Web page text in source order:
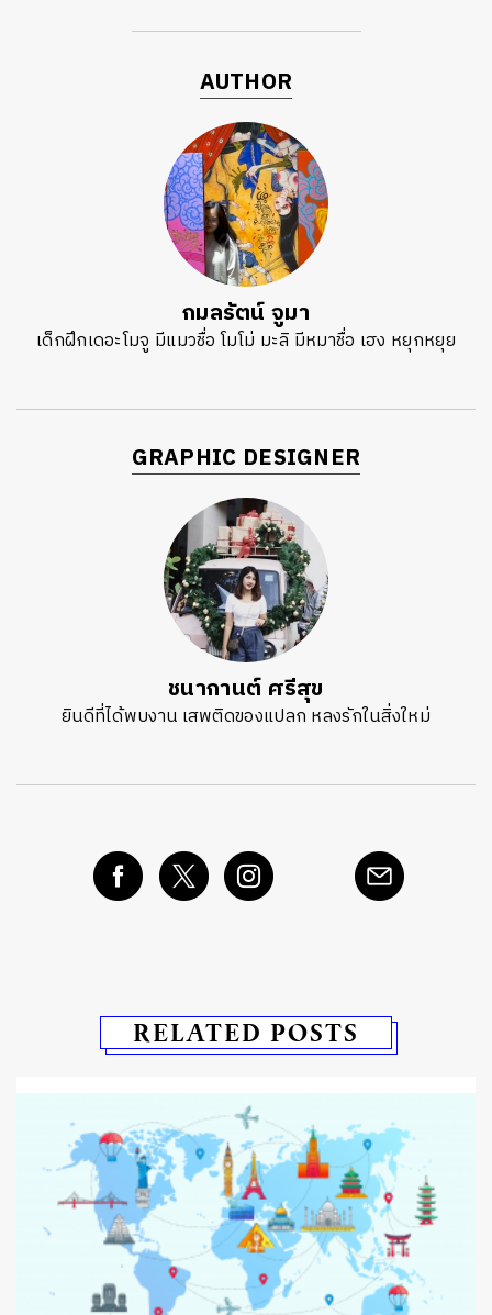
AUTHOR
กมลรัตน์ จูมา
เด็กฝึกเดอะโมจู มีแมวชื่อ โมโม่ มะลิ มีหมาชื่อ เฮง หยุกหยุย
GRAPHIC DESIGNER
ชนากานต์ ศรีสุข
ยินดีที่ได้พบงาน เสพติดของแปลก หลงรักในสิ่งใหม่
RELATED POSTS